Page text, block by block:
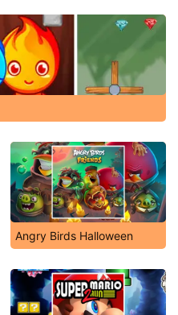
Angry Birds Halloween